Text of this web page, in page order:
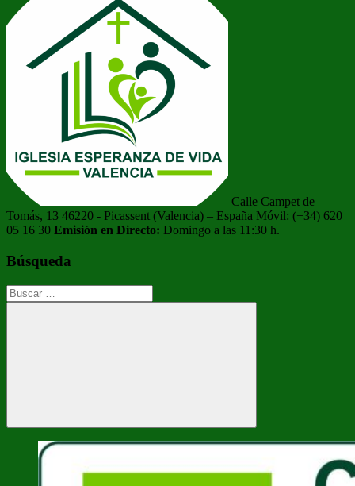
Calle Campet de
Tomás, 13 46220 - Picassent (Valencia) – España Móvil: (+34) 620
05 16 30 Emisión en Directo: Domingo a las 11:30 h.
Búsqueda
Buscar:
Buscar